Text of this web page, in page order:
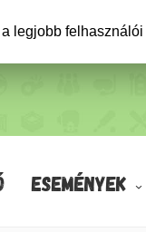
ESEMÉNYEK
legjobb